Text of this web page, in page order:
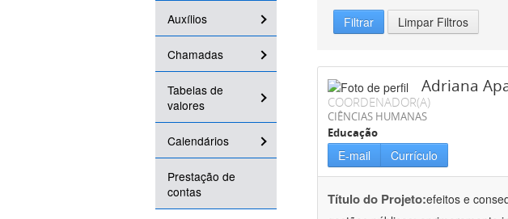
Auxílios
Chamadas
Tabelas de
valores
Calendários
Prestação de
contas
Filtrar Limpar Filtros
Adriana
COORDENADOR(A)
CIÊNCIAS HUMANAS
Educação
E-mail Currículo
Título do Projeto:efeitos e